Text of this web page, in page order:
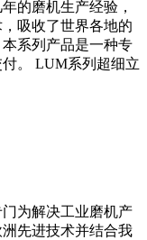
的磨机生产经验，
吸收了世界各地的
系列产品是一种专
。 LUM系列超细立
为解决工业磨机产
先进技术并结合我